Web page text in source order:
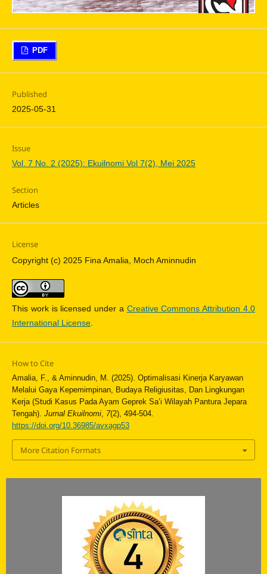
PDF
Published
2025-05-31
Issue
Vol. 7 No. 2 (2025): Ekuilnomi Vol 7(2), Mei 2025
Section
Articles
License
Copyright (c) 2025 Fina Amalia, Moch Aminnudin
This work is licensed under a Creative Commons Attribution 4.0
International License.
How to Cite
Amalia, F., & Aminnudin, M. (2025). Optimalisasi Kinerja Karyawan
Melalui Gaya Kepemimpinan, Budaya Religiusitas, Dan Lingkungan
Kerja (Studi Kasus Pada Ayam Geprek Sa’i Wilayah Pantura Jepara
Tengah). Jurnal Ekuilnomi, 7(2), 494-504.
https://doi.org/10.36985/avxagp53
More Citation Formats